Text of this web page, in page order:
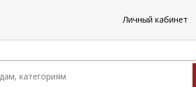
Личный кабинет